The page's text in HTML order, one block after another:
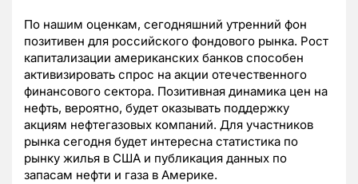
По нашим оценкам, сегодняшний утренний фон
позитивен для российского фондового рынка. Рост
капитализации американских банков способен
активизировать спрос на акции отечественного
финансового сектора. Позитивная динамика цен на
нефть, вероятно, будет оказывать поддержку
акциям нефтегазовых компаний. Для участников
рынка сегодня будет интересна статистика по
рынку жилья в США и публикация данных по
запасам нефти и газа в Америке.